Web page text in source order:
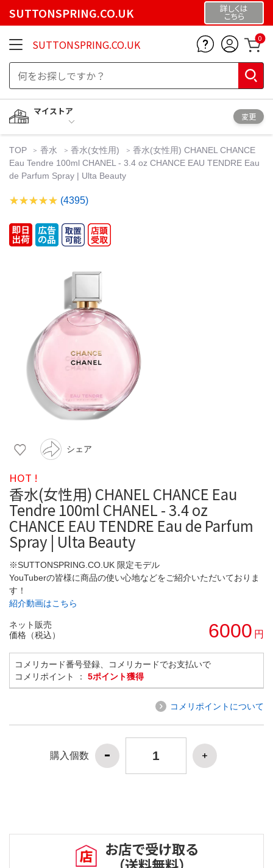
SUTTONSPRING.CO.UK 詳しくは
こちら
SUTTONSPRING.CO.UK 0
マイストア
変更
TOP 香水 香水(女性用)
香水(女性用) CHANEL CHANCE
Eau Tendre 100ml CHANEL - 3.4 oz CHANCE EAU TENDRE Eau
de Parfum Spray | Ulta Beauty
(4395)
シェア
HOT !
香水(女性用) CHANEL CHANCE Eau
Tendre 100ml CHANEL - 3.4 oz
CHANCE EAU TENDRE Eau de Parfum
Spray | Ulta Beauty
※SUTTONSPRING.CO.UK 限定モデル
YouTuberの皆様に商品の使い心地などをご紹介いただいておりま
す！
紹介動画はこちら
ネット販売
価格（税込）
6000 円
コメリカード番号登録、コメリカードでお支払いで
コメリポイント ： 5ポイント獲得
コメリポイントについて
購入個数
お店で受け取る